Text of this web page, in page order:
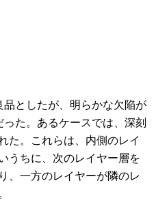
としたが、明らかな欠陥が
た。あるケースでは、深刻
た。これらは、内側のレイ
うちに、次のレイヤー層を
、一方のレイヤーが隣のレ